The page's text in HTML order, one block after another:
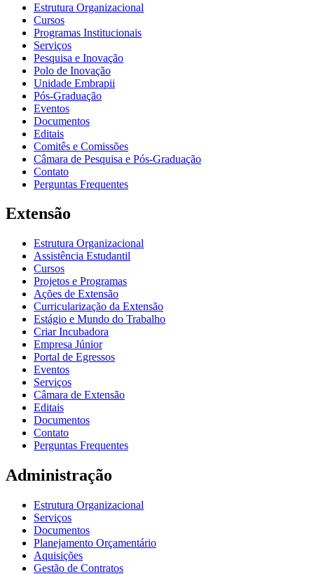
Estrutura Organizacional
Cursos
Programas Institucionais
Serviços
Pesquisa e Inovação
Polo de Inovação
Unidade Embrapii
Pós-Graduação
Eventos
Documentos
Editais
Comitês e Comissões
Câmara de Pesquisa e Pós-Graduação
Contato
Perguntas Frequentes
Extensão
Estrutura Organizacional
Assistência Estudantil
Cursos
Projetos e Programas
Ações de Extensão
Curricularização da Extensão
Estágio e Mundo do Trabalho
Criar Incubadora
Empresa Júnior
Portal de Egressos
Eventos
Serviços
Câmara de Extensão
Editais
Documentos
Contato
Perguntas Frequentes
Administração
Estrutura Organizacional
Serviços
Documentos
Planejamento Orçamentário
Aquisições
Gestão de Contratos